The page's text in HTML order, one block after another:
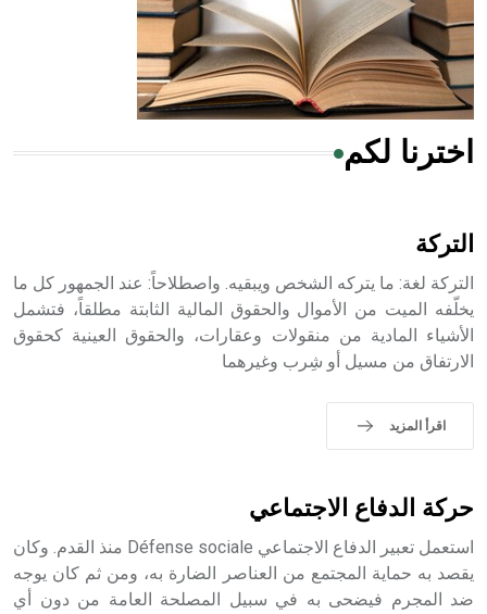
- هل تعلم أن المرجان إفراز حيواني يتكون في البحر ويتركب
من مادة كربونات الكلسيوم، وهو أحمر أو شديد الحمرة وهو
أجود أنواعه، ويمتاز بكبر الحجم ويسمى الش
هل تعلم أن الأبسيد كلمة فرنسية اللفظ تم اعتمادها مصطلحاً
- هل تعلم أن أبجر Abgar اسم معروف جيداً يعود إلى عدد من
الملوك الذين حكموا مدينة إديسا (الرها) من أبجر الأول وحتى
sign تكتب منفصلة غير متصلة، وتعتمد المبدأ الأكوروفوني،
حيث تقتصر القيمة الصوتية للعلامة الك
اخترنا لكم
التركة
التركة لغة: ما يتركه الشخص ويبقيه. واصطلاحاً: عند الجمهور كل ما
يخلّفه الميت من الأموال والحقوق المالية الثابتة مطلقاً، فتشمل
الأشياء المادية من منقولات وعقارات، والحقوق العينية كحقوق
الارتفاق من مسيل أو شِرب وغيرهما
اقرأ المزيد
حركة الدفاع الاجتماعي
استعمل تعبير الدفاع الاجتماعي Défense sociale منذ القدم. وكان
يقصد به حماية المجتمع من العناصر الضارة به، ومن ثم كان يوجه
ضد المجرم فيضحى به في سبيل المصلحة العامة من دون أي